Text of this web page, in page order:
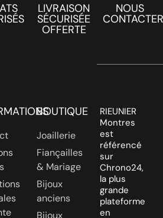
LIVRAISON
SÉCURISÉE
OFFERTE
NOUS
CONTACTER
BOUTIQUE
Joaillerie
Fiançailles
& Mariage
Bijoux
anciens
Bijoux
RIEUNIER
Montres
est
référencé
sur
Chrono24,
la plus
grande
plateforme
en